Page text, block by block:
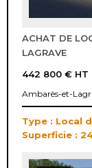
ACHAT DE
LAGRAVE
442 800 € HT
Ambarès-et-
Type : Local
Superficie :